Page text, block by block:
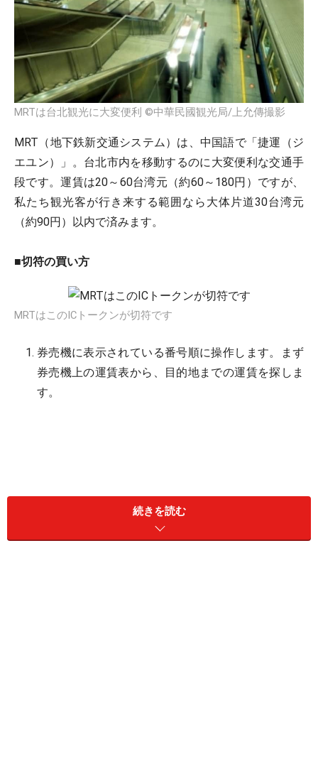
MRTは台北観光に大変便利 ©中華民國観光局/上允傳撮影
MRT（地下鉄新交通システム）は、中国語で「捷運（ジ
エユン）」。台北市内を移動するのに大変便利な交通手
段です。運賃は20～60台湾元（約60～180円）ですが、
私たち観光客が行き来する範囲なら大体片道30台湾元
（約90円）以内で済みます。
■切符の買い方
MRTはこのICトークンが切符です
券売機に表示されている番号順に操作します。まず
券売機上の運賃表から、目的地までの運賃を探しま
す。
続きを読む